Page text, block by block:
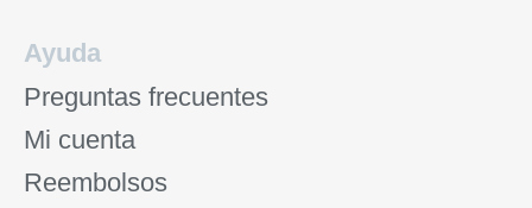
Ayuda
Preguntas frecuentes
Mi cuenta
Reembolsos